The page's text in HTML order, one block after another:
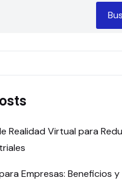
Realidad Virtual para
Empresas: Beneficios y